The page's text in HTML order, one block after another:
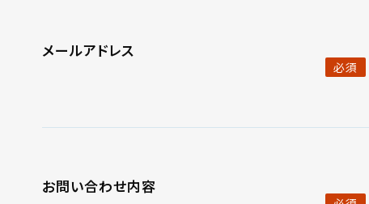
メールアドレス
必須
お問い合わせ内容